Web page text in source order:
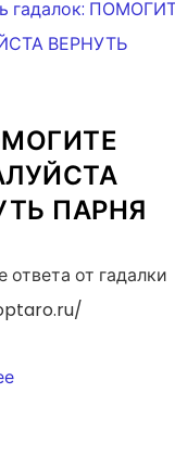
ПАРНЯ
от гадалки